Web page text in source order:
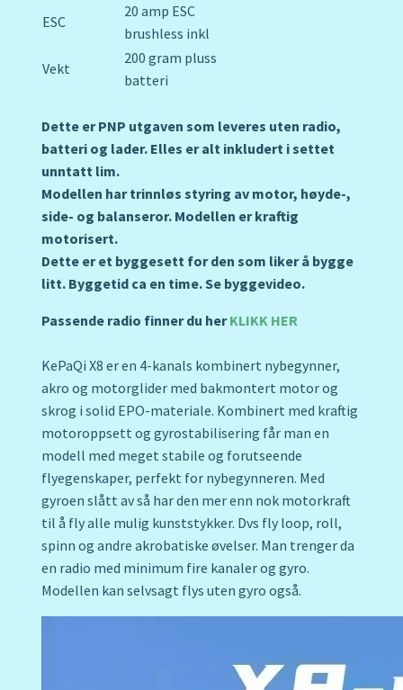
ESC
20 amp ESC
brushless inkl
Vekt
200 gram pluss
batteri
Dette er PNP utgaven som leveres uten radio,
batteri og lader. Elles er alt inkludert i settet
unntatt lim.
Modellen har trinnløs styring av motor, høyde-,
side- og balanseror. Modellen er kraftig
motorisert.
Dette er et byggesett for den som liker å bygge
litt. Byggetid ca en time. Se byggevideo.
Passende radio finner du herKLIKK HER
KePaQi X8 er en 4-kanals kombinert nybegynner,
akro og motorglider med bakmontert motor og
skrog i solid EPO-materiale. Kombinert med kraftig
motoroppsett og gyrostabilisering får man en
modell med meget stabile og forutseende
flyegenskaper, perfekt for nybegynneren. Med
gyroen slått av så har den mer enn nok motorkraft
til å fly alle mulig kunststykker. Dvs fly loop, roll,
spinn og andre akrobatiske øvelser. Man trenger da
en radio med minimum fire kanaler og gyro.
Modellen kan selvsagt flys uten gyro også.